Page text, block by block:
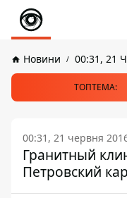
Новини 00:31, 21
ТОПТЕМА:
00:31, 21 червня
Гранитный
Петровский